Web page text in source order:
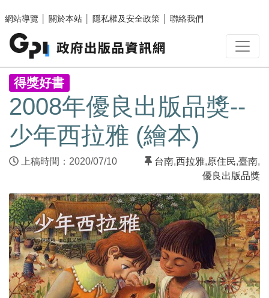
網站導覽
關於本站 隱私權及安全政策 聯絡我們
:::
得獎好書
2008年優良出版品獎--
少年西拉雅 (繪本)
上稿時間：2020/07/10 台南,西拉雅,原住民,臺南,
優良出版品獎